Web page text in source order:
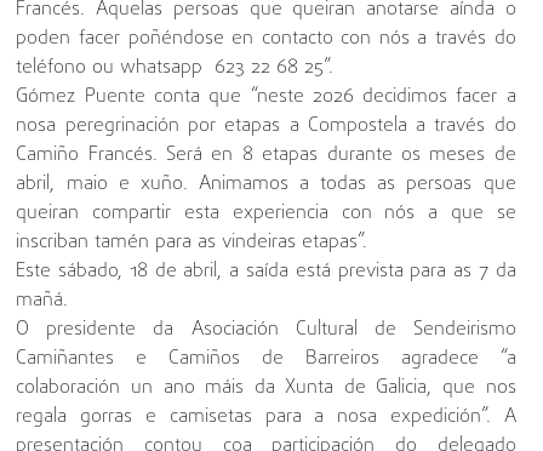
Francés. Aquelas persoas que queiran anotarse aínda o
poden facer poñéndose en contacto con nós a través do
teléfono ou whatsapp 623 22 68 25”.
Gómez Puente conta que “neste 2026 decidimos facer a
nosa peregrinación por etapas a Compostela a través do
Camiño Francés. Será en 8 etapas durante os meses de
abril, maio e xuño. Animamos a todas as persoas que
queiran compartir esta experiencia con nós a que se
inscriban tamén para as vindeiras etapas”.
Este sábado, 18 de abril, a saída está prevista para as 7 da
mañá.
O presidente da Asociación Cultural de Sendeirismo
Camiñantes e Camiños de Barreiros agradece “a
colaboración un ano máis da Xunta de Galicia, que nos
regala gorras e camisetas para a nosa expedición”. A